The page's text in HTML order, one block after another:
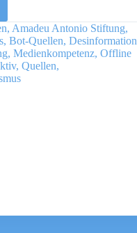
, Amadeu Antonio Stiftung,
, Bot-Quellen, Desinformation
, Medienkompetenz, Offline
, Quellen,